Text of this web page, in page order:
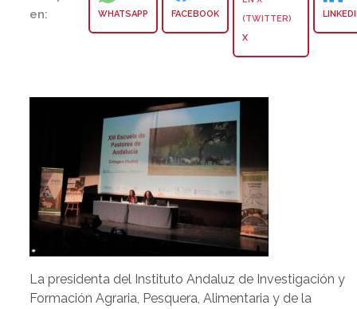
en:
WHATSAPP FACEBOOK
X
La presidenta del Instituto Andaluz de Investigación y
Formación Agraria, Pesquera, Alimentaria y de la